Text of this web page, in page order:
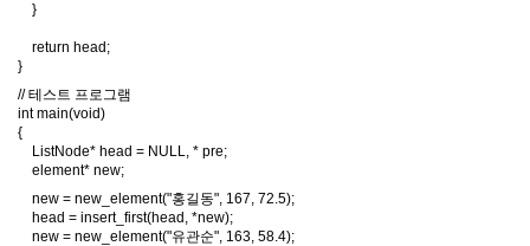
}
return head;
}
// 테스트 프로그램
int main(void)
{
ListNode* head = NULL, * pre;
element* new;
new = new_element("홍길동", 167, 72.5);
head = insert_first(head, *new);
new = new_element("유관순", 163, 58.4);